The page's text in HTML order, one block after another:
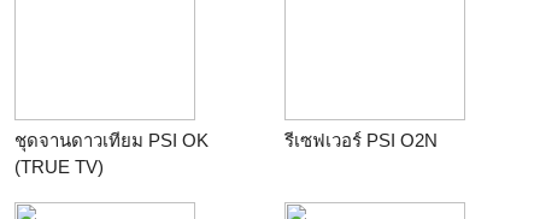
ชุดจานดาวเทียม PSI OK
(TRUE TV)
รีเซฟเวอร์ PSI O2N